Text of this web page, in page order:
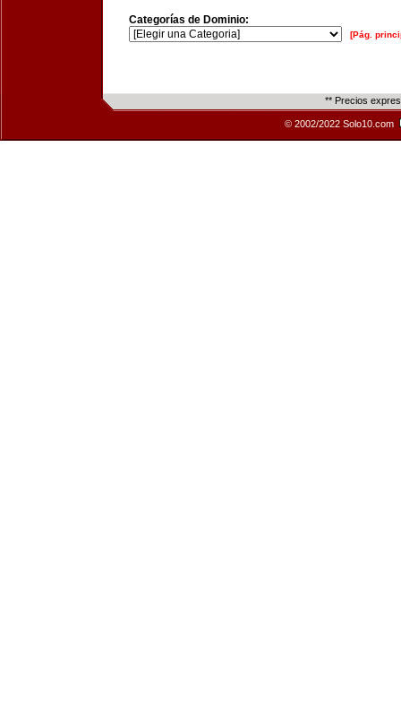
Categorías de Dominio:
[Pág.
** Precios
© 2002/2022 Solo10.com